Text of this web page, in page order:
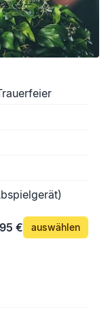
€ auswählen